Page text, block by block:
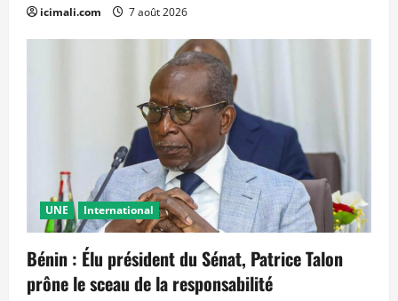
icimali.com 7 août 2026
UNE International
Bénin : Élu président du Sénat, Patrice Talon
prône le sceau de la responsabilité